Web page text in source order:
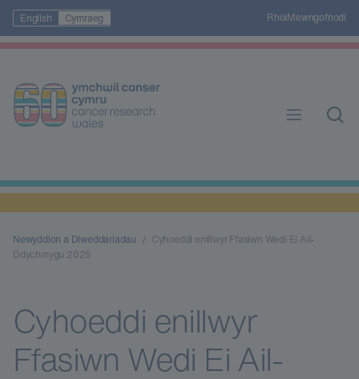
English Cymraeg RhoiMewngofnodi
Newyddion a Diweddariadau
Cyhoeddi enillwyr Ffasiwn Wedi Ei Ail-
Ddychmygu 2025
Cyhoeddi enillwyr
Ffasiwn Wedi Ei Ail-